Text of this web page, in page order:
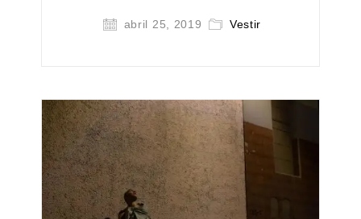
abril 25, 2019 Vestir